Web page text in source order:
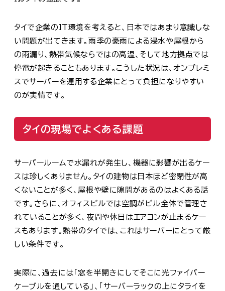
タイで企業のIT環境を考えると、日本ではあまり意識しな
い問題が出てきます。雨季の豪雨による浸水や屋根から
の雨漏り、熱帯気候ならではの高温、そして地方拠点では
停電が起きることもあります。こうした状況は、オンプレミ
スでサーバーを運用する企業にとって負担になりやすい
のが実情です。
タイの現場でよくある課題
サーバールームで水漏れが発生し、機器に影響が出るケー
スは珍しくありません。タイの建物は日本ほど密閉性が高
くないことが多く、屋根や壁に隙間があるのはよくある話
です。さらに、オフィスビルでは空調がビル全体で管理さ
れていることが多く、夜間や休日はエアコンが止まるケー
スもあります。熱帯のタイでは、これはサーバーにとって厳
しい条件です。
実際に、過去には「窓を半開きにしてそこに光ファイバー
ケーブルを通している」、「サーバーラックの上にタライを